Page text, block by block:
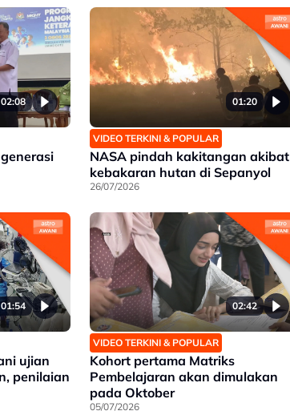
02:08 01:20
VIDEO TERKINI & POPULAR
NASA pindah kakitangan akibat
kebakaran hutan di Sepanyol
26/07/2026
01:54
ujian
penilaian
02:42
VIDEO TERKINI & POPULAR
Kohort pertama Matriks
Pembelajaran akan dimulakan
pada Oktober
05/07/2026